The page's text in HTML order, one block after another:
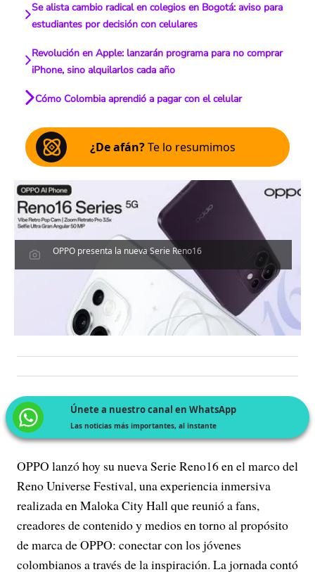
Se alista cambio radical en colegios en Bogotá: aviso para
estudiantes por decisión con celulares
Revolución en Apple: lanzarán programa para no comprar
iPhone, sino alquilarlos cada año
Cómo Colombia aprendió a pagar con el celular
¿De afán?Te lo resumimos
OPPO presenta la nueva Serie Reno16
Únete a nuestro canal en WhatsApp
Las noticias más importantes, al instante
OPPO lanzó hoy su nueva Serie Reno16 en el marco del
Reno Universe Festival, una experiencia inmersiva
realizada en Maloka City Hall que reunió a fans,
creadores de contenido y medios en torno al propósito
de marca de OPPO: conectar con los jóvenes
colombianos a través de la inspiración. La jornada contó